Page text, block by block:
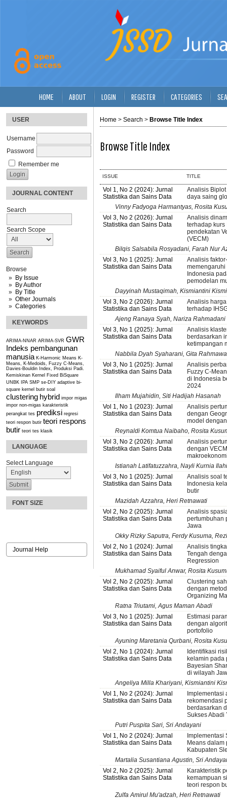
USER
Username
Password
Remember me
JOURNAL CONTENT
Search
Search Scope
Browse
By Issue
By Author
By Title
Other Journals
Categories
KEYWORDS
ARIMA-NNAR ARIMA-SVR GWR
Indeks pembangunan
manusia K-Harmonic Means K-
Means, K-Medoids, Fuzzy C-Means,
Davies-Bouldin Index, Produksi Padi.
Kemiskinan Kernel Fixed BiSquare
UNBK IPA SMP se-DIY adaptive bi-
square kernel butir soal
clustering hybrid impor migas
impor non-migas karakteristik
perangkat tes prediksi regresi
teori respon butir teori respons
butir teori tes klasik
LANGUAGE
Select Language
FONT SIZE
Journal Help
HOME ABOUT LOGIN REGISTER CATEGORIES
Home > Search > Browse Title Index
Browse Title Index
ISSUE TITLE
Vol 1, No 2 (2024): Jurnal
Statistika dan Sains Data
Analisis
daya saing
Vinny Fadyoga Harmantyas, Rosita
Vol 3, No 2 (2026): Jurnal
Statistika dan Sains Data
Analisis
terhadap
pendekatan
(VECM)
Bilqis Salsabila Rosyadani, Farah Nur
Vol 3, No 1 (2025): Jurnal
Statistika dan Sains Data
Analisis
Indonesia
pemodelan
Dayyinah Mustaqimah, Kismiantini
Vol 3, No 2 (2026): Jurnal
Statistika dan Sains Data
Analisis
terhadap
Ajeng Ranaya Syah, Nariza
Vol 3, No 1 (2025): Jurnal
Statistika dan Sains Data
Analisis
berdasarkan
ketimpangan
Nabbila Dyah Syaharani, Gita
Vol 3, No 1 (2025): Jurnal
Statistika dan Sains Data
Analisis
Fuzzy C-
di Indonesia
2024
Ilham Mujahidin, Siti Hadijah Hasanah
Vol 1, No 1 (2023): Jurnal
Statistika dan Sains Data
Analisis
dengan
model
Reynaldi Komtua Naibaho, Rosita
Vol 3, No 2 (2026): Jurnal
Statistika dan Sains Data
Analisis
dengan
Istianah Latifatuzzahra, Nayli Kurnia
Vol 3, No 1 (2025): Jurnal
Statistika dan Sains Data
Analisis soal
Indonesia
butir
Mazidah Azzahra, Heri Retnawati
Vol 2, No 2 (2025): Jurnal
Statistika dan Sains Data
Analisis
pertumbuhan
Jawa
Okky Rizky Saputra, Ferdy Kusuma,
Vol 2, No 1 (2024): Jurnal
Statistika dan Sains Data
Analisis
Tengah
Regression
Mukhamad Syaiful Anwar, Rosita
Vol 2, No 2 (2025): Jurnal
Statistika dan Sains Data
Clustering
dengan
Organizing
Ratna Triutami, Agus Maman Abadi
Vol 3, No 1 (2025): Jurnal
Statistika dan Sains Data
Estimasi
dengan
portofolio
Ayuning Maretania Qurbani, Rosita
Vol 2, No 1 (2024): Jurnal
Statistika dan Sains Data
Identifikasi
kelamin pada
Bayesian
di wilayah
Angeliya Milla Khariyani, Kismiantini
Vol 1, No 2 (2024): Jurnal
Statistika dan Sains Data
Implementasi
rekomendasi
berdasarkan
Sukses Abadi
Putri Puspita Sari, Sri Andayani
Vol 1, No 2 (2024): Jurnal
Statistika dan Sains Data
Implementasi
Means dalam
Kabupaten
Martalia Susantiana Agustin, Sri
Vol 2, No 2 (2025): Jurnal
Statistika dan Sains Data
Karakteristik
kemampuan
teori respon
Zulfa Amirul Mu'adzah, Heri Retnawati